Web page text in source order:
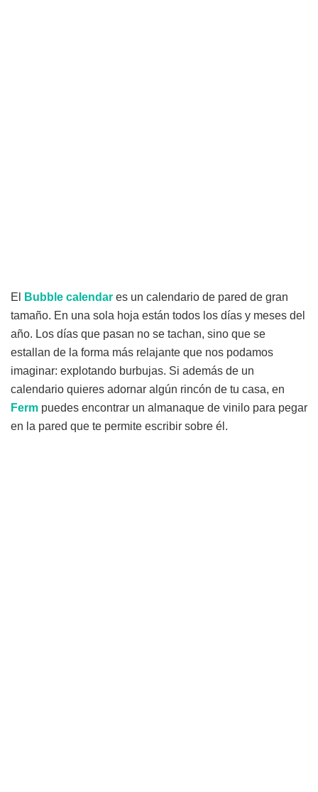
El Bubble calendar es un calendario de pared de gran
tamaño. En una sola hoja están todos los días y meses del
año. Los días que pasan no se tachan, sino que se
estallan de la forma más relajante que nos podamos
imaginar: explotando burbujas. Si además de un
calendario quieres adornar algún rincón de tu casa, en
Ferm puedes encontrar un almanaque de vinilo para pegar
en la pared que te permite escribir sobre él.